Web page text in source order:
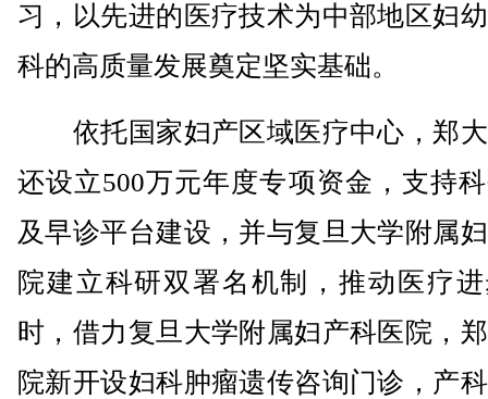
习，以先进的医疗技术为中部地区妇
科的高质量发展奠定坚实基础。
依托国家妇产区域医疗中心，郑
还设立500万元年度专项资金，支持
及早诊平台建设，并与复旦大学附属
院建立科研双署名机制，推动医疗
时，借力复旦大学附属妇产科医院，
院新开设妇科肿瘤遗传咨询门诊，产